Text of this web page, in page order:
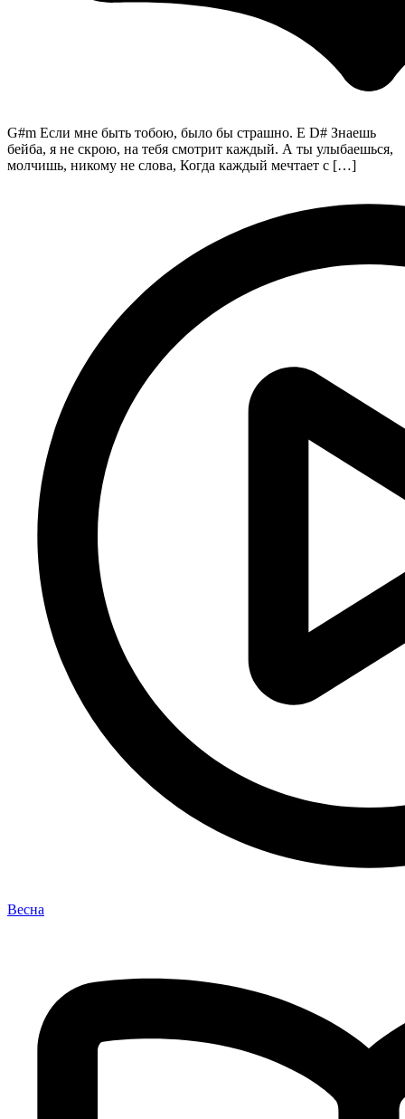
G#m Если мне быть тобою, было бы страшно. E D# Знаешь
бейба, я не скрою, на тебя смотрит каждый. А ты улыбаешься,
молчишь, никому не слова, Когда каждый мечтает с […]
Весна